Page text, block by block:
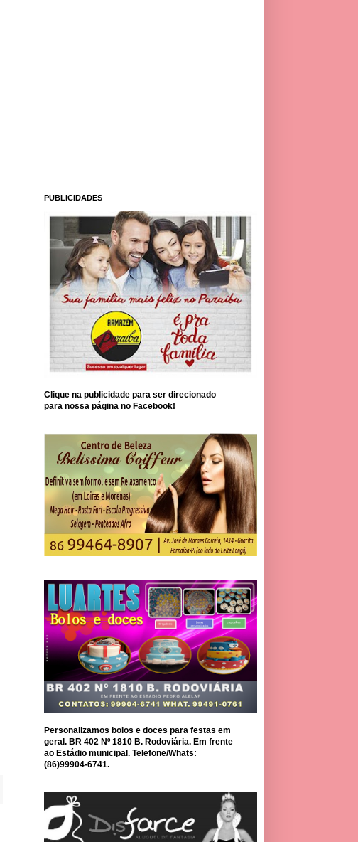
PUBLICIDADES
Clique na publicidade para ser direcionado
para nossa página no Facebook!
Personalizamos bolos e doces para festas em
geral. BR 402 Nº 1810 B. Rodoviária. Em frente
ao Estádio municipal. Telefone/Whats:
(86)99904-6741.